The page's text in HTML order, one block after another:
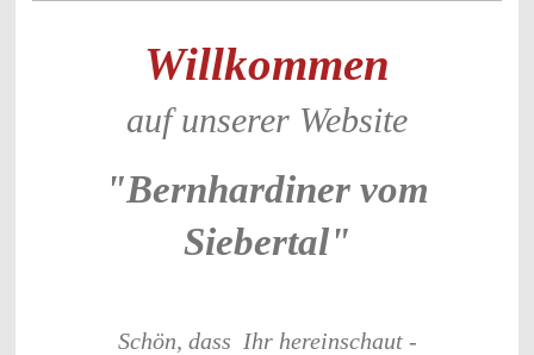
Willkommen
auf unserer Website
"Bernhardiner vom
Siebertal"
Schön, dass Ihr hereinschaut -